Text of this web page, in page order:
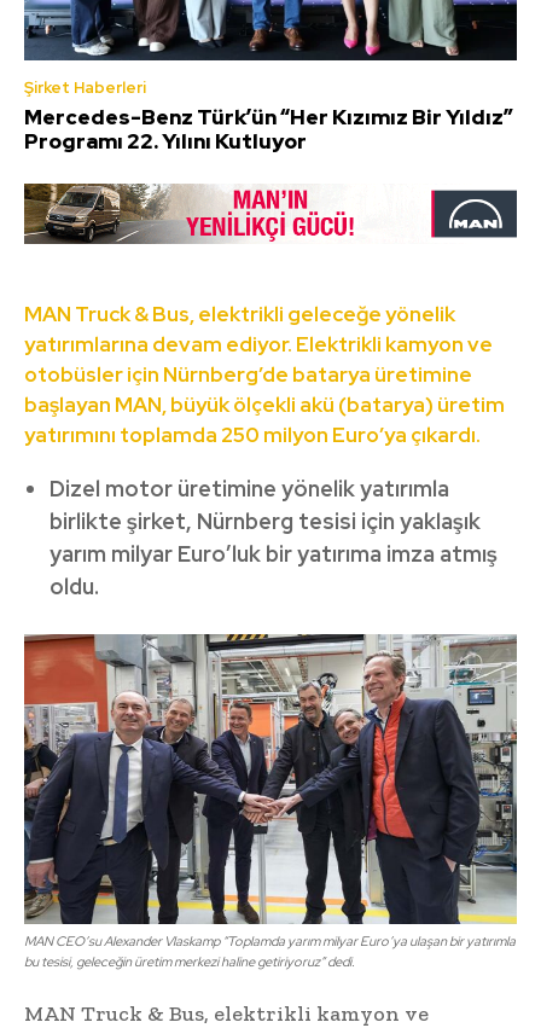
Şirket Haberleri
Mercedes-Benz Türk’ün “Her Kızımız Bir Yıldız”
Programı 22. Yılını Kutluyor
MAN Truck & Bus, elektrikli geleceğe yönelik
yatırımlarına devam ediyor. Elektrikli kamyon ve
otobüsler için Nürnberg’de batarya üretimine
başlayan MAN, büyük ölçekli akü (batarya) üretim
yatırımını toplamda 250 milyon Euro’ya çıkardı.
Dizel motor üretimine yönelik yatırımla
birlikte şirket, Nürnberg tesisi için yaklaşık
yarım milyar Euro’luk bir yatırıma imza atmış
oldu.
MAN CEO’su Alexander Vlaskamp “Toplamda yarım milyar Euro’ya ulaşan bir yatırımla
bu tesisi, geleceğin üretim merkezi haline getiriyoruz” dedi.
MAN Truck & Bus, elektrikli kamyon ve